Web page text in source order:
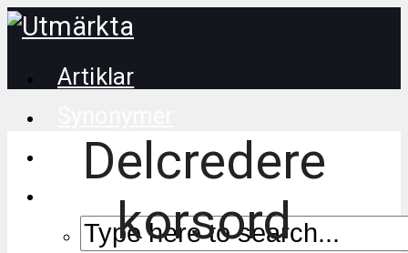
Artiklar
Korsordstips
Delcredere
korsord